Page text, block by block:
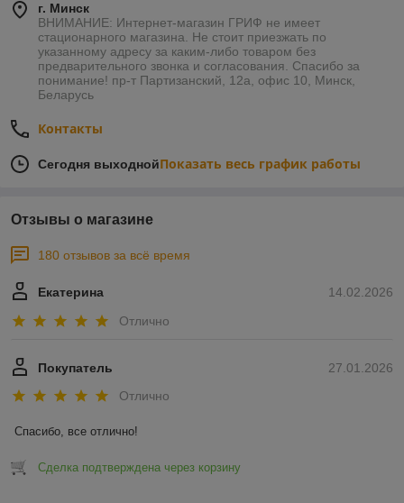
г. Минск
ВНИМАНИЕ: Интернет-магазин ГРИФ не имеет
стационарного магазина. Не стоит приезжать по
указанному адресу за каким-либо товаром без
предварительного звонка и согласования. Спасибо за
понимание! пр-т Партизанский, 12а, офис 10, Минск,
Беларусь
Контакты
Сегодня выходнойПоказать весь график работы
Отзывы о магазине
180 отзывов за всё время
14.02.2026
Екатерина
Отлично
27.01.2026
Покупатель
Отлично
Спасибо, все отлично!
Сделка подтверждена через корзину